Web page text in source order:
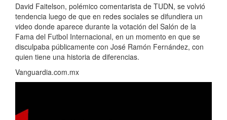
David Faitelson, polémico comentarista de TUDN, se volvió
tendencia luego de que en redes sociales se difundiera un
video donde aparece durante la votación del Salón de la
Fama del Futbol Internacional, en un momento en que se
disculpaba públicamente con José Ramón Fernández, con
quien tiene una historia de diferencias.
Vanguardia.com.mx